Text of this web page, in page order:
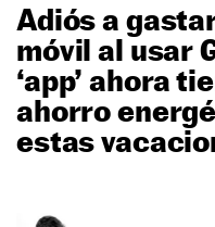
MOTOS
TECNOLOGÍA
SUPERCOCHES
MOTORTV
SERVICIOS
Adiós a
móvil al usar
‘app’ ahora
ahorro
estas